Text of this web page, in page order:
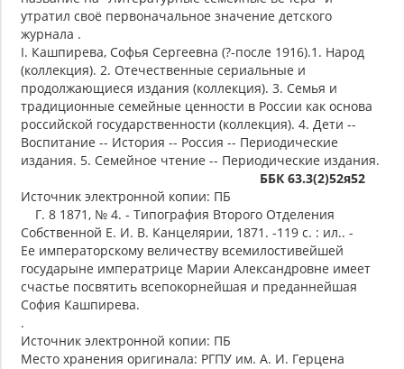
утратил своё первоначальное значение детского
журнала .
I. Кашпирева, Софья Сергеевна (?-после 1916).1. Народ
(коллекция). 2. Отечественные сериальные и
продолжающиеся издания (коллекция). 3. Семья и
традиционные семейные ценности в России как основа
российской государственности (коллекция). 4. Дети --
Воспитание -- История -- Россия -- Периодические
издания. 5. Семейное чтение -- Периодические издания.
ББК 63.3(2)52я52
Источник электронной копии: ПБ
Г. 8 1871, № 4. - Типография Второго Отделения
Собственной Е. И. В. Канцелярии, 1871. -119 с. : ил.. -
Ее императорскому величеству всемилостивейшей
государыне императрице Марии Александровне имеет
счастье посвятить всепокорнейшая и преданнейшая
София Кашпирева.
.
Источник электронной копии: ПБ
Место хранения оригинала: РГПУ им. А. И. Герцена